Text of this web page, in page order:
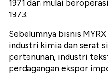
1971 dan mulai
1973.
Sebelumnya bisnis
industri kimia dan serat
pertenunan, industri
perdagangan ekspor